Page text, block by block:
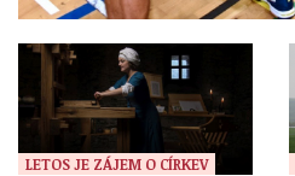
LETOS JE ZÁJEM O CÍRKEV